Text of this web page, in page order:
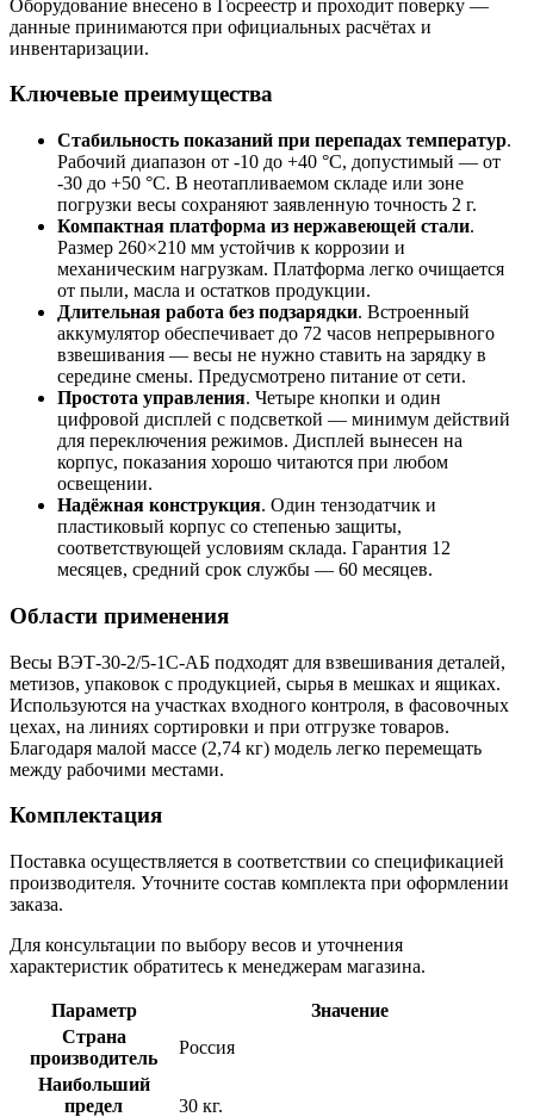
Оборудование внесено в Госреестр и проходит поверку —
данные принимаются при официальных расчётах и
инвентаризации.
Ключевые преимущества
Стабильность показаний при перепадах температур.
Рабочий диапазон от -10 до +40 °C, допустимый — от
-30 до +50 °C. В неотапливаемом складе или зоне
погрузки весы сохраняют заявленную точность 2 г.
Компактная платформа из нержавеющей стали.
Размер 260×210 мм устойчив к коррозии и
механическим нагрузкам. Платформа легко очищается
от пыли, масла и остатков продукции.
Длительная работа без подзарядки. Встроенный
аккумулятор обеспечивает до 72 часов непрерывного
взвешивания — весы не нужно ставить на зарядку в
середине смены. Предусмотрено питание от сети.
Простота управления. Четыре кнопки и один
цифровой дисплей с подсветкой — минимум действий
для переключения режимов. Дисплей вынесен на
корпус, показания хорошо читаются при любом
освещении.
Надёжная конструкция. Один тензодатчик и
пластиковый корпус со степенью защиты,
соответствующей условиям склада. Гарантия 12
месяцев, средний срок службы — 60 месяцев.
Области применения
Весы ВЭТ-30-2/5-1С-АБ подходят для взвешивания деталей,
метизов, упаковок с продукцией, сырья в мешках и ящиках.
Используются на участках входного контроля, в фасовочных
цехах, на линиях сортировки и при отгрузке товаров.
Благодаря малой массе (2,74 кг) модель легко перемещать
между рабочими местами.
Комплектация
Поставка осуществляется в соответствии со спецификацией
производителя. Уточните состав комплекта при оформлении
заказа.
Для консультации по выбору весов и уточнения
характеристик обратитесь к менеджерам магазина.
Параметр
Значение
Страна
производитель
Россия
Наибольший
предел
30 кг.